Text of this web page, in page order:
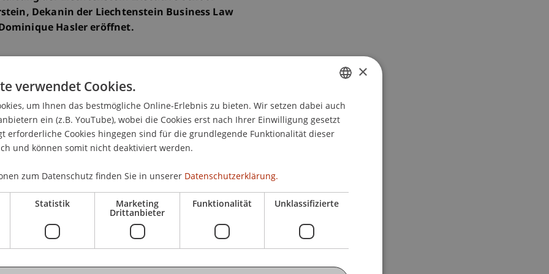
Dekanin der Liechtenstein Business Law
Hasler eröffnet.
Forschung und Zivilgesellschaft hielt O'Leary
die Bedeutung der Rechtsprechung des
Vortrag unterstrich sie dabei die zentrale
der Menschenrechte und Grundfreiheiten in
alle Mitgliedsstaaten des Europarats die
und umsetzten. Zudem hob sie die
Justiz hervor, um den Schutz der
ein, denen sich der EGMR
Anzahl von Fällen und der Notwendigkeit,
ohne dabei die Qualität der Rechtsprechung
zwischen Liechtenstein und dem
Bemühungen Liechtensteins, die
fördern und zu schützen.
GERMAN
ENGLISH
×
verwendet Cookies.
um Ihnen das bestmögliche Online-Erlebnis zu bieten. Wir setzen dabei auch
ein (z.B. YouTube), wobei die Cookies erst nach Ihrer Einwilligung gesetzt
erforderliche Cookies hingegen sind für die grundlegende Funktionalität dieser
und können somit nicht deaktiviert werden.
zum Datenschutz finden Sie in unserer Datenschutzerklärung.
Statistik Marketing
Drittanbieter
Funktionalität Unklassifizierte